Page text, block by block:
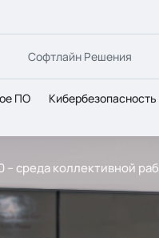
Софтлайн Решения
ПО Кибербезопасность
– среда коллективной